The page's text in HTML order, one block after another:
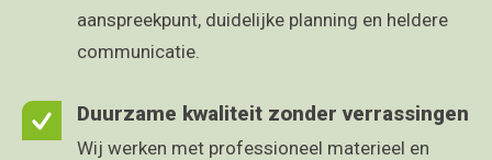
aanspreekpunt, duidelijke planning en heldere
communicatie.
Duurzame kwaliteit zonder verrassingen
Wij werken met professioneel materieel en